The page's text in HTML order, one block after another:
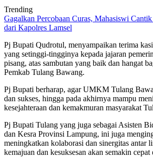
Trending
Gagalkan Percobaan Curas, Mahasiswi Cantik
dari Kapolres Lamsel
Pj Bupati Qudrotul, menyampaikan terima
yang setinggi-tingginya kepada jajaran
pisang, atas sambutan yang baik dan hangat
Pemkab Tulang Bawang.
Pj Bupati berharap, agar UMKM Tulang
dan sukses, hingga pada akhirnya mampu
kesejahteraan dan kemakmuran masyarakat
Pj Bupati Tulang yang juga sebagai Asisten
dan Kesra Provinsi Lampung, ini juga
meningkatkan kolaborasi dan sinergitas antar
kemajuan dan kesuksesan akan semakin cepat